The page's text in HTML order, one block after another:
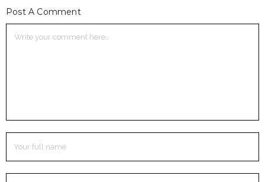
Post A Comment